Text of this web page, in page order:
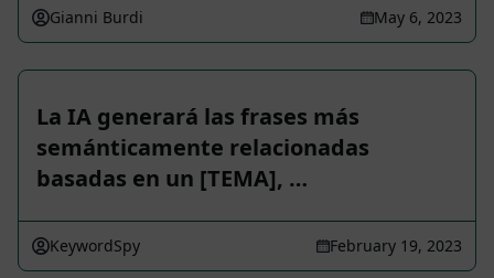
Gianni Burdi May 6, 2023
La IA generará las frases más
semánticamente relacionadas
basadas en un [TEMA], …
KeywordSpy February 19, 2023